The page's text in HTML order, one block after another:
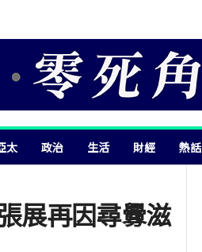
太 政治 生活 財經 熱話
展再因尋釁滋